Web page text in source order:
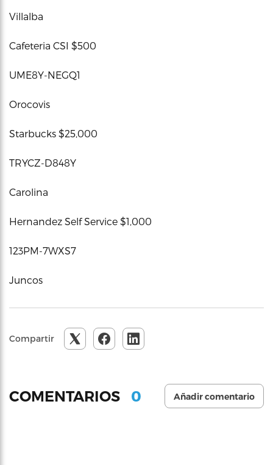
Villalba
Cafeteria CSI $500
UME8Y-NEGQ1
Orocovis
Starbucks $25,000
TRYCZ-D848Y
Carolina
Hernandez Self Service $1,000
123PM-7WXS7
Juncos
Compartir
COMENTARIOS 0 Añadir comentario